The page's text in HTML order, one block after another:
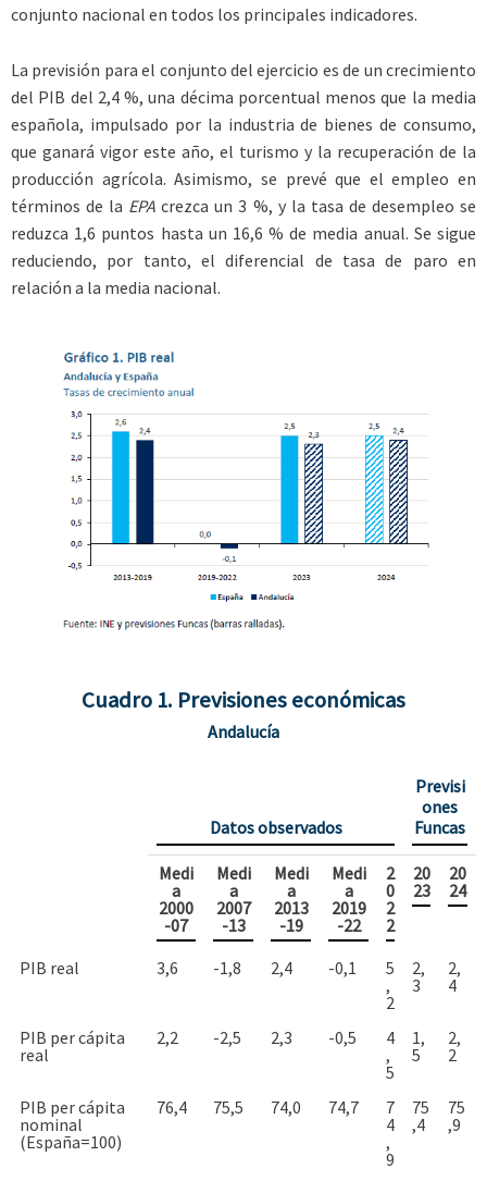
conjunto nacional en todos los principales indicadores.
La previsión para el conjunto del ejercicio es de un crecimiento
del PIB del 2,4 %, una décima porcentual menos que la media
española, impulsado por la industria de bienes de consumo,
que ganará vigor este año, el turismo y la recuperación de la
producción agrícola. Asimismo, se prevé que el empleo en
términos de la EPA crezca un 3 %, y la tasa de desempleo se
reduzca 1,6 puntos hasta un 16,6 % de media anual. Se sigue
reduciendo, por tanto, el diferencial de tasa de paro en
relación a la media nacional.
Cuadro 1. Previsiones económicas
Andalucía
Datos observados
Previsi
ones
Funcas
Medi
a
2000
-07
Medi
a
2007
-13
Medi
a
2013
-19
Medi
a
2019
-22
2
0
2
2
20
23
20
24
PIB real 3,6 -1,8 2,4 -0,1
5
,
2
2,
3
2,
4
PIB per cápita
real
2,2 -2,5 2,3 -0,5
4
,
5
1,
5
2,
2
PIB per cápita
nominal
(España=100)
76,4 75,5 74,0 74,7
7
4
,
9
75
,4
75
,9